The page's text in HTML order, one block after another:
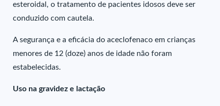
esteroidal, o tratamento de pacientes idosos deve ser
conduzido com cautela.
A segurança e a eficácia do aceclofenaco em crianças
menores de 12 (doze) anos de idade não foram
estabelecidas.
Uso na gravidez e lactação